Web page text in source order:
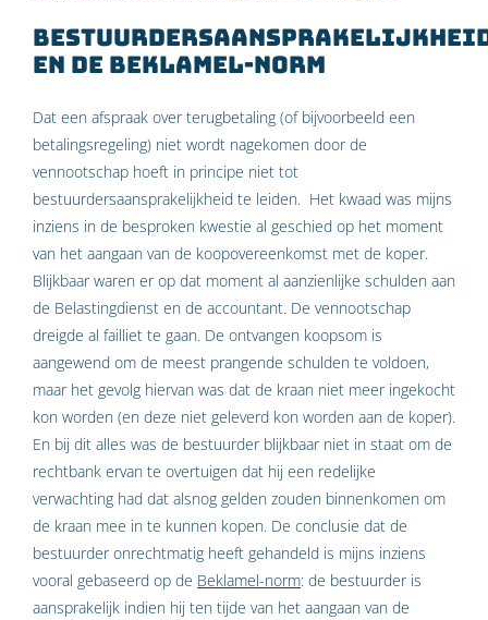
en de Beklamel-norm
Dat een afspraak over terugbetaling (of bijvoorbeeld een
betalingsregeling) niet wordt nagekomen door de
vennootschap hoeft in principe niet tot
bestuurdersaansprakelijkheid te leiden. Het kwaad was mijns
inziens in de besproken kwestie al geschied op het moment
van het aangaan van de koopovereenkomst met de koper.
Blijkbaar waren er op dat moment al aanzienlijke schulden aan
de Belastingdienst en de accountant. De vennootschap
dreigde al failliet te gaan. De ontvangen koopsom is
aangewend om de meest prangende schulden te voldoen,
maar het gevolg hiervan was dat de kraan niet meer ingekocht
kon worden (en deze niet geleverd kon worden aan de koper).
En bij dit alles was de bestuurder blijkbaar niet in staat om de
rechtbank ervan te overtuigen dat hij een redelijke
verwachting had dat alsnog gelden zouden binnenkomen om
de kraan mee in te kunnen kopen. De conclusie dat de
bestuurder onrechtmatig heeft gehandeld is mijns inziens
vooral gebaseerd op de Beklamel-norm: de bestuurder is
aansprakelijk indien hij ten tijde van het aangaan van de